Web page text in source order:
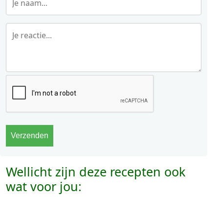
Wellicht zijn deze recepten ook
wat voor jou: